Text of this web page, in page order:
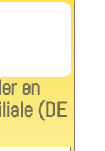
en
(DE